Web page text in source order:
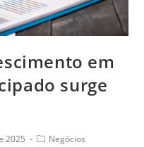
em
surge
2025 Negócios